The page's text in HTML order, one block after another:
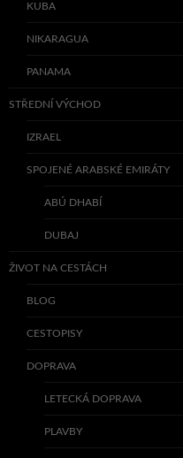
KUBA
NIKARAGUA
PANAMA
STŘEDNÍ VÝCHOD
IZRAEL
SPOJENÉ ARABSKÉ EMIRÁTY
ABÚ DHABÍ
DUBAJ
ŽIVOT NA CESTÁCH
BLOG
CESTOPISY
DOPRAVA
LETECKÁ DOPRAVA
PLAVBY